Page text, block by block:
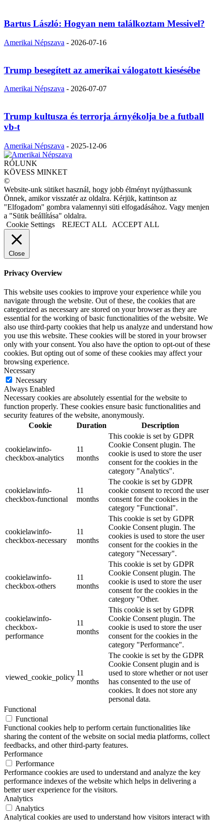
Bartus László: Hogyan nem találkoztam Messivel?
Amerikai Népszava - 2026-07-16
Trump besegített az amerikai válogatott kiesésébe
Amerikai Népszava - 2026-07-07
Trump kultusza és terrorja árnyékolja be a futball
vb-t
Amerikai Népszava - 2025-12-06
RÓLUNK
KÖVESS MINKET
©
Website-unk sütiket használ, hogy jobb élményt nyújthassunk
Önnek, amikor visszatér az oldalra. Kérjük, kattintson az
"Elfogadom" gombra valamennyi süti elfogadásához. Vagy menjen
a "Sütik beállítása" oldalra.
Cookie Settings
REJECT ALL ACCEPT ALL
Close
Privacy Overview
This website uses cookies to improve your experience while you
navigate through the website. Out of these, the cookies that are
categorized as necessary are stored on your browser as they are
essential for the working of basic functionalities of the website. We
also use third-party cookies that help us analyze and understand how
you use this website. These cookies will be stored in your browser
only with your consent. You also have the option to opt-out of these
cookies. But opting out of some of these cookies may affect your
browsing experience.
Necessary
Necessary
Always Enabled
Necessary cookies are absolutely essential for the website to
function properly. These cookies ensure basic functionalities and
security features of the website, anonymously.
Cookie
Duration Description
cookielawinfo-
checkbox-analytics
11
months
This cookie is set by GDPR
Cookie Consent plugin. The
cookie is used to store the user
consent for the cookies in the
category "Analytics".
cookielawinfo-
checkbox-functional
11
months
The cookie is set by GDPR
cookie consent to record the user
consent for the cookies in the
category "Functional".
cookielawinfo-
checkbox-necessary
11
months
This cookie is set by GDPR
Cookie Consent plugin. The
cookies is used to store the user
consent for the cookies in the
category "Necessary".
cookielawinfo-
checkbox-others
11
months
This cookie is set by GDPR
Cookie Consent plugin. The
cookie is used to store the user
consent for the cookies in the
category "Other.
cookielawinfo-
checkbox-
performance
11
months
This cookie is set by GDPR
Cookie Consent plugin. The
cookie is used to store the user
consent for the cookies in the
category "Performance".
viewed_cookie_policy
11
months
The cookie is set by the GDPR
Cookie Consent plugin and is
used to store whether or not user
has consented to the use of
cookies. It does not store any
personal data.
Functional
Functional
Functional cookies help to perform certain functionalities like
sharing the content of the website on social media platforms, collect
feedbacks, and other third-party features.
Performance
Performance
Performance cookies are used to understand and analyze the key
performance indexes of the website which helps in delivering a
better user experience for the visitors.
Analytics
Analytics
Analytical cookies are used to understand how visitors interact with